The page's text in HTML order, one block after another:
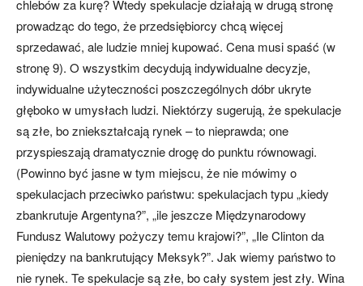
chlebów za kurę? Wtedy spekulacje działają w drugą stronę
prowadząc do tego, że przedsiębiorcy chcą więcej
sprzedawać, ale ludzie mniej kupować. Cena musi spaść (w
stronę 9). O wszystkim decydują indywidualne decyzje,
indywidualne użyteczności poszczególnych dóbr ukryte
głęboko w umysłach ludzi. Niektórzy sugerują, że spekulacje
są złe, bo zniekształcają rynek – to nieprawda; one
przyspieszają dramatycznie drogę do punktu równowagi.
(Powinno być jasne w tym miejscu, że nie mówimy o
spekulacjach przeciwko państwu: spekulacjach typu „kiedy
zbankrutuje Argentyna?”, „ile jeszcze Międzynarodowy
Fundusz Walutowy pożyczy temu krajowi?”, „Ile Clinton da
pieniędzy na bankrutujący Meksyk?”. Jak wiemy państwo to
nie rynek. Te spekulacje są złe, bo cały system jest zły. Wina